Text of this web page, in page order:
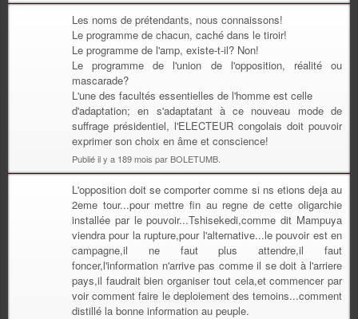
Les noms de prétendants, nous connaissons!
Le programme de chacun, caché dans le tiroir!
Le programme de l'amp, existe-t-il? Non!
Le programme de l'union de l'opposition, réalité ou
mascarade?
L'une des facultés essentielles de l'homme est celle
d'adaptation; en s'adaptatant à ce nouveau mode de
suffrage présidentiel, l'ELECTEUR congolais doit pouvoir
exprimer son choix en âme et conscience!
Publié il y a 189 mois par BOLETUMB.
L'opposition doit se comporter comme si ns etions deja au
2eme tour...pour mettre fin au regne de cette oligarchie
installée par le pouvoir...Tshisekedi,comme dit Mampuya
viendra pour la rupture,pour l'alternative...le pouvoir est en
campagne,il ne faut plus attendre,il faut
foncer,l'information n'arrive pas comme il se doit à l'arriere
pays,il faudrait bien organiser tout cela,et commencer par
voir comment faire le deploiement des temoins...comment
distillé la bonne information au peuple.